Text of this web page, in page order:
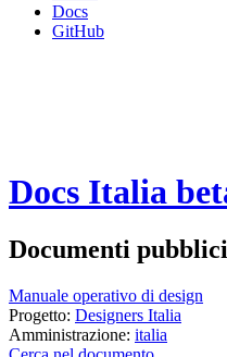
Docs
GitHub
Docs Italia
Documenti
Manuale operativo di design
Progetto: Designers Italia
Amministrazione: italia